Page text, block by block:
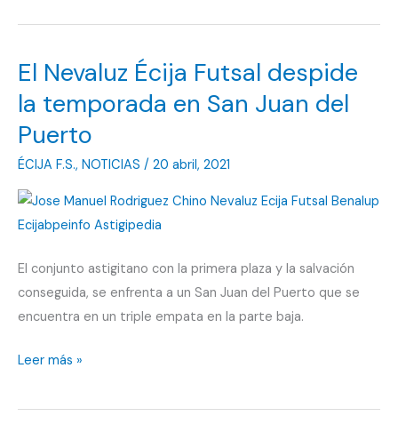
el
con
39
El Nevaluz Écija Futsal despide
la temporada en San Juan del
Puerto
ÉCIJA F.S., NOTICIAS / 20 abril, 2021
El conjunto astigitano con la primera plaza y la salvación
conseguida, se enfrenta a un San Juan del Puerto que se
encuentra en un triple empata en la parte baja.
El
Écija
Leer más »